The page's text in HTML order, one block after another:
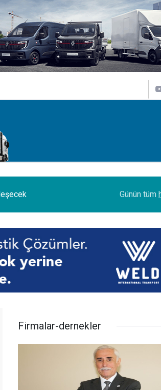
Her biri 120 tonluk
Günün tüm
Firmalar-dernekler